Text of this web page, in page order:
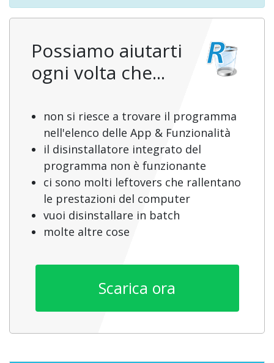
Possiamo aiutarti
ogni volta che...
non si riesce a trovare il programma
nell'elenco delle App & Funzionalità
il disinstallatore integrato del
programma non è funzionante
ci sono molti leftovers che rallentano
le prestazioni del computer
vuoi disinstallare in batch
molte altre cose
Scarica ora